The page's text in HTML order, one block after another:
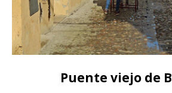
Puente viejo de